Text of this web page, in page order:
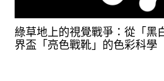
綠草地上的視覺戰爭：從「黑
界盃「亮色戰靴」的色彩科學